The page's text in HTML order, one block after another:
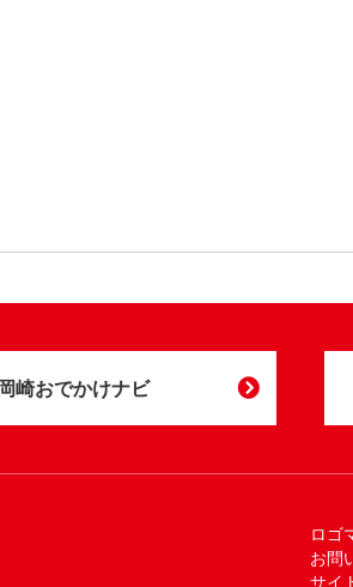
崎おでかけナビ
ロゴ
お問
サイ